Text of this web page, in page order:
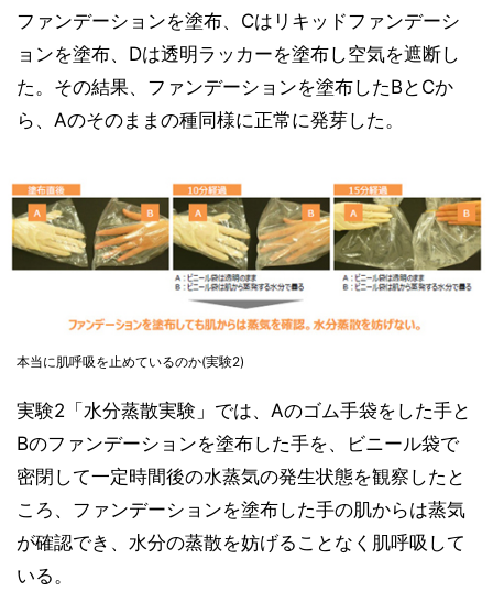
ファンデーションを塗布、Cはリキッドファンデーシ
ョンを塗布、Dは透明ラッカーを塗布し空気を遮断し
た。その結果、ファンデーションを塗布したBとCか
ら、Aのそのままの種同様に正常に発芽した。
本当に肌呼吸を止めているのか(実験2)
実験2「水分蒸散実験」では、Aのゴム手袋をした手と
Bのファンデーションを塗布した手を、ビニール袋で
密閉して一定時間後の水蒸気の発生状態を観察したと
ころ、ファンデーションを塗布した手の肌からは蒸気
が確認でき、水分の蒸散を妨げることなく肌呼吸して
いる。